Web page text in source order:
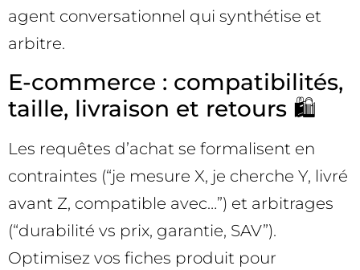
agent conversationnel qui synthétise et
arbitre.
E-commerce : compatibilités,
taille, livraison et retours 🛍️
Les requêtes d’achat se formalisent en
contraintes (“je mesure X, je cherche Y, livré
avant Z, compatible avec…”) et arbitrages
(“durabilité vs prix, garantie, SAV”).
Optimisez vos fiches produit pour